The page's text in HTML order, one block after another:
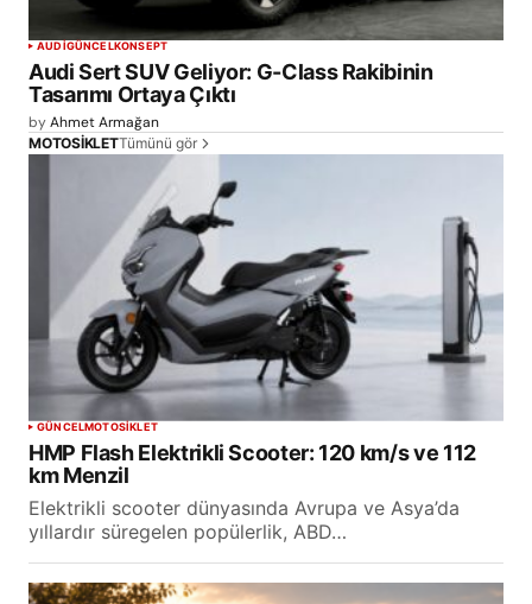
AUDIGÜNCELKONSEPT
Audi Sert SUV Geliyor: G-Class Rakibinin
Tasarımı Ortaya Çıktı
byAhmet Armağan
MOTOSİKLETTümünü gör
GÜNCELMOTOSİKLET
HMP Flash Elektrikli Scooter: 120 km/s ve 112
km Menzil
Elektrikli scooter dünyasında Avrupa ve Asya’da
yıllardır süregelen popülerlik, ABD…